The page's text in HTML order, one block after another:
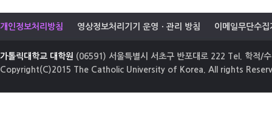
개인정보처리방침 영상정보처리기기 운영ㆍ관리 방침 이메일무단수집
가톨릭대학교 대학원 (06591) 서울특별시 서초구 반포대로 222 Tel. 학적/
Copyright(C)2015 The Catholic University of Korea. All rights